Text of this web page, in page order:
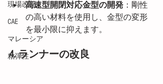
現場改善
CAE
マレーシア
粘弾性
高速型開閉対応金型の開発 ：剛性
の高い材料を使用し、金型の変形
を最小限に抑えます。
4. ランナーの改良